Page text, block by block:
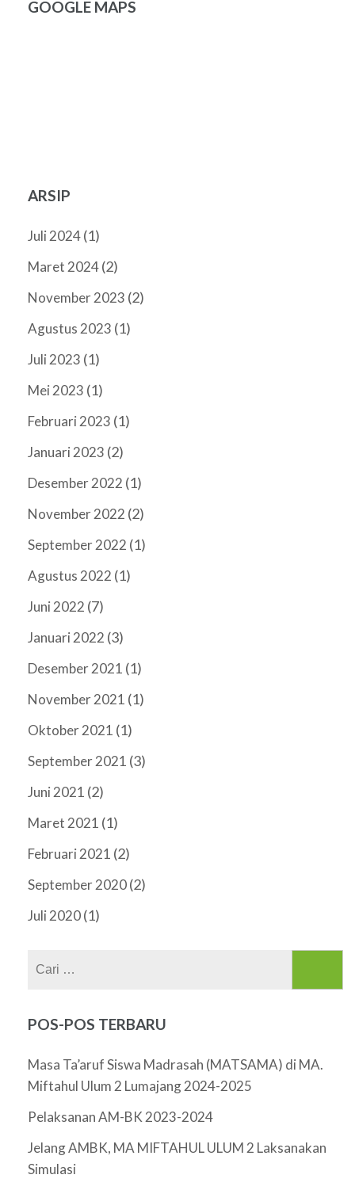
GOOGLE MAPS
ARSIP
Juli 2024(1)
Maret 2024(2)
November 2023 (2)
Agustus 2023 (1)
Juli 2023 (1)
Mei 2023 (1)
Februari 2023 (1)
Januari 2023 (2)
Desember 2022 (1)
November 2022 (2)
September 2022 (1)
Agustus 2022 (1)
Juni 2022 (7)
Januari 2022 (3)
Desember 2021 (1)
November 2021 (1)
Oktober 2021 (1)
September 2021 (3)
Juni 2021 (2)
Maret 2021 (1)
Februari 2021 (2)
September 2020(2)
Juli 2020(1)
POS-POS TERBARU
Masa Ta’aruf Siswa Madrasah (MATSAMA) di MA.
Miftahul Ulum 2 Lumajang 2024-2025
Pelaksanan AM-BK 2023-2024
Jelang AMBK, MA MIFTAHUL ULUM 2 Laksanakan
Simulasi